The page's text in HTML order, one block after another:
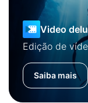
Video
Edição de
Saiba mais